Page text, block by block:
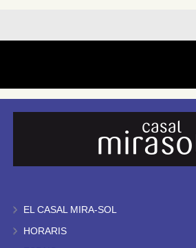
EL CASAL MIRA-SOL
HORARIS